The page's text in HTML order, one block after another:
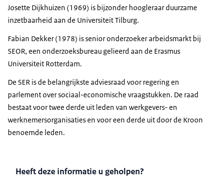
Josette Dijkhuizen (1969) is bijzonder hoogleraar duurzame
inzetbaarheid aan de Universiteit Tilburg.
Fabian Dekker (1978) is senior onderzoeker arbeidsmarkt bij
SEOR, een onderzoeksbureau gelieerd aan de Erasmus
Universiteit Rotterdam.
De SER is de belangrijkste adviesraad voor regering en
parlement over sociaal-economische vraagstukken. De raad
bestaat voor twee derde uit leden van werkgevers- en
werknemersorganisaties en voor een derde uit door de Kroon
benoemde leden.
Heeft deze informatie u geholpen?